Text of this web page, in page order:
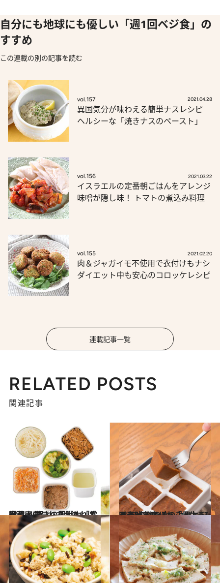
自分にも地球にも優しい「週1回ベジ食」の
すすめ
この連載の別の記事を読む
vol.157 2021.04.28
異国気分が味わえる簡単ナスレシピ
ヘルシーな「焼きナスのペースト」
vol.156 2021.03.22
イスラエルの定番朝ごはんをアレンジ
味噌が隠し味！ トマトの煮込み料理
vol.155 2021.02.20
肉＆ジャガイモ不使用で衣付けもナシ
ダイエット中も安心のコロッケレシピ
連載記事一覧
RELATED POSTS
関連記事
2016.4.15
冷蔵庫にこれさえあれば安心！ 驚きの即戦力「常備菜」6品レシピ
グルメ 2018.12.29
医者が考案した「長生きみそ汁」 みその効果と“みそ玉”の作り方
グルメ